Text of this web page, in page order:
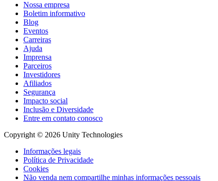
Nossa empresa
Boletim informativo
Blog
Eventos
Carreiras
Ajuda
Imprensa
Parceiros
Investidores
Afiliados
Segurança
Impacto social
Inclusão e Diversidade
Entre em contato conosco
Copyright © 2026 Unity Technologies
Informações legais
Política de Privacidade
Cookies
Não venda nem compartilhe minhas informações pessoais